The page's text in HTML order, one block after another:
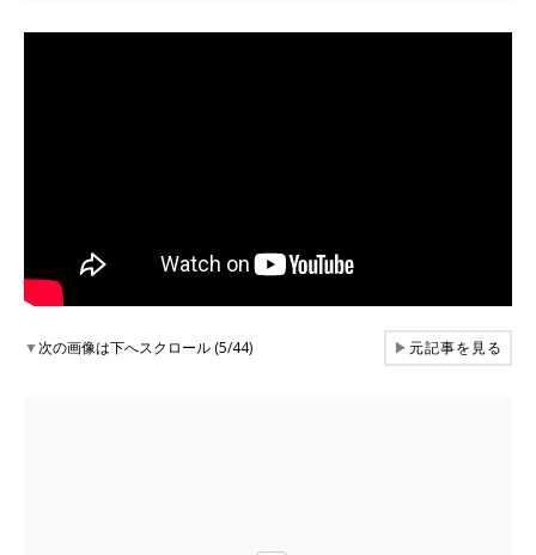
▼次の画像は下へスクロール (5/44) ▶元記事を見る